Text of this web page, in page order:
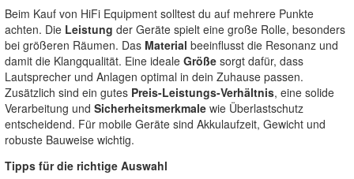
Beim Kauf von HiFi Equipment solltest du auf mehrere Punkte
achten. Die Leistung der Geräte spielt eine große Rolle, besonders
bei größeren Räumen. Das Material beeinflusst die Resonanz und
damit die Klangqualität. Eine ideale Größe sorgt dafür, dass
Lautsprecher und Anlagen optimal in dein Zuhause passen.
Zusätzlich sind ein gutes Preis-Leistungs-Verhältnis, eine solide
Verarbeitung und Sicherheitsmerkmale wie Überlastschutz
entscheidend. Für mobile Geräte sind Akkulaufzeit, Gewicht und
robuste Bauweise wichtig.
Tipps für die richtige Auswahl